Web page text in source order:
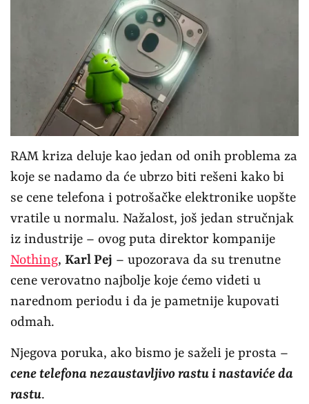
RAM kriza deluje kao jedan od onih problema za
koje se nadamo da će ubrzo biti rešeni kako bi
se cene telefona i potrošačke elektronike uopšte
vratile u normalu. Nažalost, još jedan stručnjak
iz industrije – ovog puta direktor kompanije
Nothing, Karl Pej – upozorava da su trenutne
cene verovatno najbolje koje ćemo videti u
narednom periodu i da je pametnije kupovati
odmah.
Njegova poruka, ako bismo je saželi je prosta –
cene telefona nezaustavljivo rastu i nastaviće da
rastu.